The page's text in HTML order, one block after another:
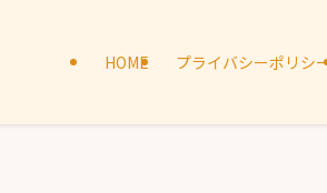
HOME プライバシーポリシ